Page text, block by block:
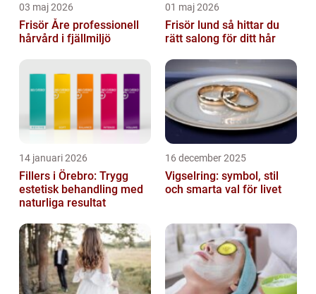
03 maj 2026
Frisör Åre professionell
hårvård i fjällmiljö
01 maj 2026
Frisör lund så hittar du
rätt salong för ditt hår
14 januari 2026
Fillers i Örebro: Trygg
estetisk behandling med
naturliga resultat
16 december 2025
Vigselring: symbol, stil
och smarta val för livet